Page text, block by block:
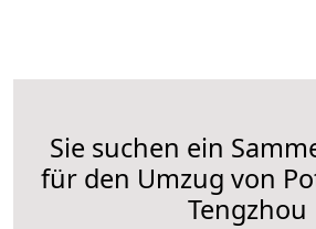
Sie suchen ein
für den Umzug von
Tengzhou